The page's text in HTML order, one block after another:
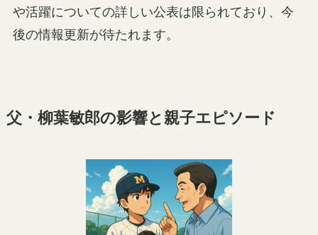
や活躍についての詳しい公表は限られており、今
後の情報更新が待たれます。
父・柳葉敏郎の影響と親子エピソード